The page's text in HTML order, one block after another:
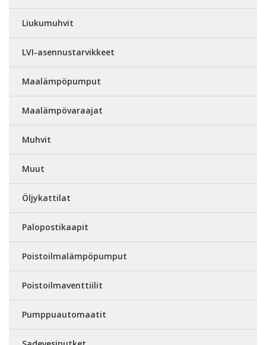
Liukumuhvit
LVI-asennustarvikkeet
Maalämpöpumput
Maalämpövaraajat
Muhvit
Muut
Öljykattilat
Palopostikaapit
Poistoilmalämpöpumput
Poistoilmaventtiilit
Pumppuautomaatit